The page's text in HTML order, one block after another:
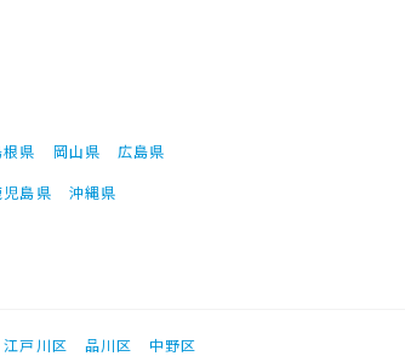
根県 岡山県
広島県
児島県 沖縄県
江戸川区 品川区
中野区